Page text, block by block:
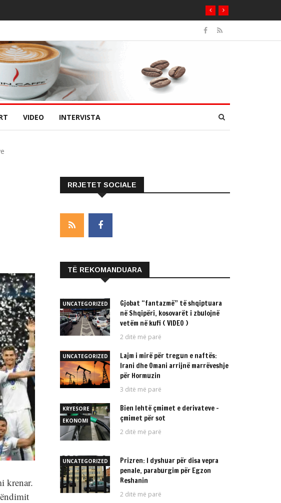
VIDEO INTERVISTA
krenar.
RRJETET SOCIALE
TË REKOMANDUARA
UNCATEGORIZED
Gjobat “fantazmë” të shqiptuara
në Shqipëri, kosovarët i zbulojnë
vetëm në kufi ( VIDEO )
2 ditë më parë
UNCATEGORIZED
Lajm i mirë për tregun e naftës:
Irani dhe Omani arrijnë marrëveshje
për Hormuzin
3 ditë më parë
KRYESORE
EKONOMI
Bien lehtë çmimet e derivateve –
çmimet për sot
2 ditë më parë
UNCATEGORIZED
Prizren: I dyshuar për disa vepra
penale, paraburgim për Egzon
Reshanin
2 ditë më parë